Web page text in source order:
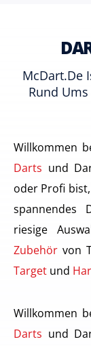
McDart.de
Rund
Willkommen
Darts und
oder Profi
spannendes
riesige
Zubehör von
Target und
Willkommen
Darts und